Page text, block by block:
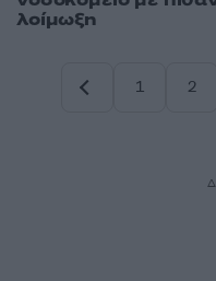
λοίμωξη
1
2